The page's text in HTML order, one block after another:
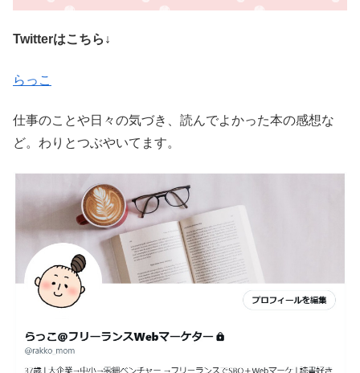
Twitterはこちら↓
らっこ
仕事のことや日々の気づき、読んでよかった本の感想な
ど。わりとつぶやいてます。